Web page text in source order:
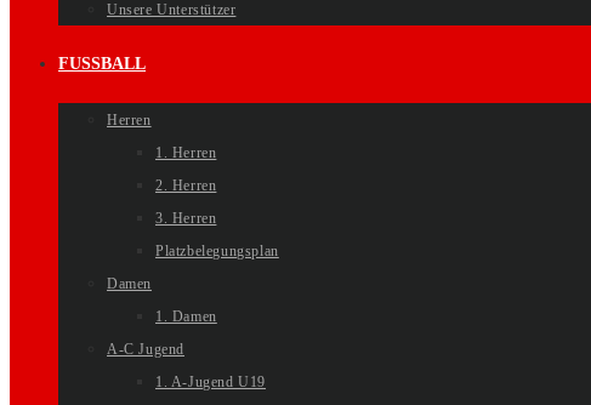
Unsere Unterstützer
FUSSBALL
Herren
1. Herren
2. Herren
3. Herren
Platzbelegungsplan
Damen
1. Damen
A-C Jugend
1. A-Jugend U19